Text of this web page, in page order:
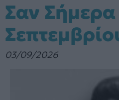
Σαν Σήμερα
03/09/2026